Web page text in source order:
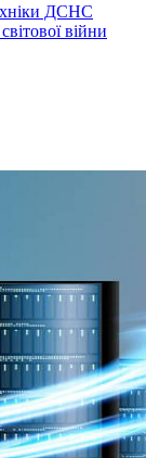
ДСНС
війни